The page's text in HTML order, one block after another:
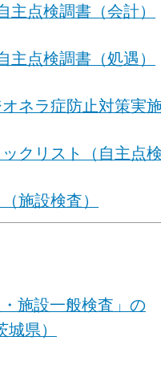
主点検調書（会計）
主点検調書（処遇）
ネラ症防止対策実
クリスト（自主点
施設検査）
施設一般検査」の
県）